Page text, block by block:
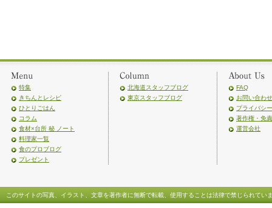
特集
きちんとレシピ
ひとりごはん
コラム
食材×台所 秘 ノート
料理家一覧
食のプロブログ
プレゼント
北海道スタッフブログ
東京スタッフブログ
FAQ
お問い合わせ
プライバシ
著作権・免
運営会社
このサイトの写真、イラスト、文章を著作者に無断で転載、使用することは法律で禁じられてい